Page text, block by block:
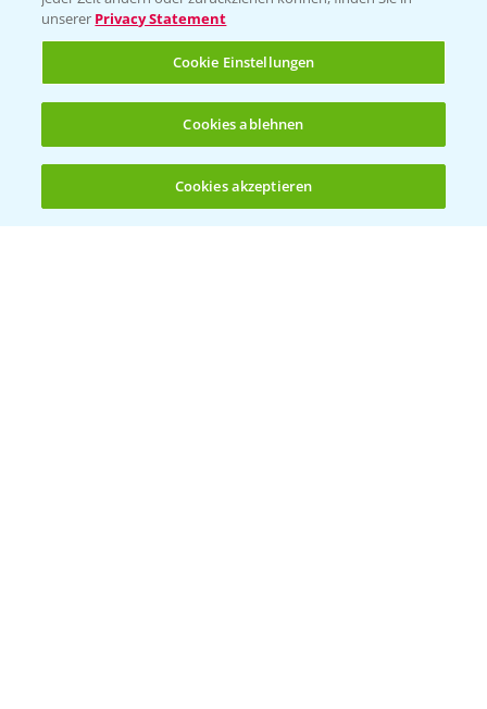
(noch 4)
Saatgut
Sonderkulturen
Verantwortung & Sorgfalt
PAMIRA - Packmittelrücknahme
Sammelstellen und Termine
unserer Privacy Statement
Cookie Einstellungen
Cookies ablehnen
Cookies akzeptieren